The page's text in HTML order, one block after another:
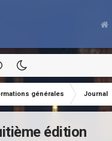
générales Journal
édition